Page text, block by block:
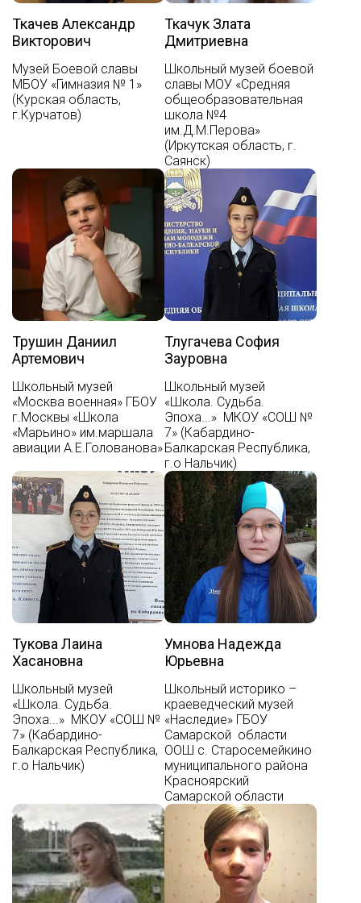
Ткачев Александр
Викторович
Музей Боевой славы
МБОУ «Гимназия № 1»
(Курская область,
г.Курчатов)
Ткачук Злата
Дмитриевна
Школьный музей боевой
славы МОУ «Средняя
общеобразовательная
школа №4
им.Д.М.Перова»
(Иркутская область, г.
Саянск)
Трушин Даниил
Артемович
Школьный музей
«Москва военная» ГБОУ
г.Москвы «Школа
«Марьино» им.маршала
авиации А.Е.Голованова»
Тлугачева София
Зауровна
Школьный музей
«Школа. Судьба.
Эпоха...» МКОУ «СОШ №
7» (Кабардино-
Балкарская Республика,
г.о Нальчик)
Тукова Лаина
Хасановна
Школьный музей
«Школа. Судьба.
Эпоха...» МКОУ «СОШ №
7» (Кабардино-
Балкарская Республика,
г.о Нальчик)
Умнова Надежда
Юрьевна
Школьный историко –
краеведческий музей
«Наследие» ГБОУ
Самарской области
ООШ с. Старосемейкино
муниципального района
Красноярский
Самарской области